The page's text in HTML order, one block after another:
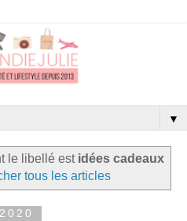
▼
le libellé est idées cadeaux
tous les articles